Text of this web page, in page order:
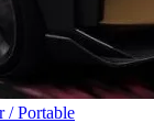
/ Portable